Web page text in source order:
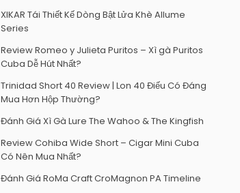
XIKAR Tái Thiết Kế Dòng Bật Lửa Khè Allume
Series
Review Romeo y Julieta Puritos – Xì gà Puritos
Cuba Dễ Hút Nhất?
Trinidad Short 40 Review | Lon 40 Điếu Có Đáng
Mua Hơn Hộp Thường?
Đánh Giá Xì Gà Lure The Wahoo & The Kingfish
Review Cohiba Wide Short – Cigar Mini Cuba
Có Nên Mua Nhất?
Đánh Giá RoMa Craft CroMagnon PA Timeline